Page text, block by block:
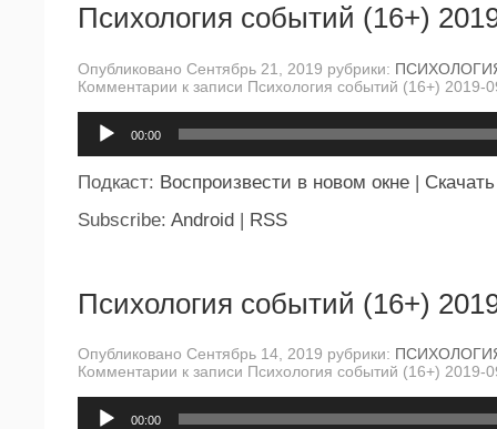
Психология событий (16+)
Опубликовано Сентябрь 21, 2019 рубрики:
Комментарии к записи Психология событий (16+) 2019-
00:00
Подкаст: Воспроизвести в новом окне | Скачать
Subscribe: Android | RSS
Психология событий (16+)
Опубликовано Сентябрь 14, 2019 рубрики:
Комментарии к записи Психология событий (16+) 2019-
00:00